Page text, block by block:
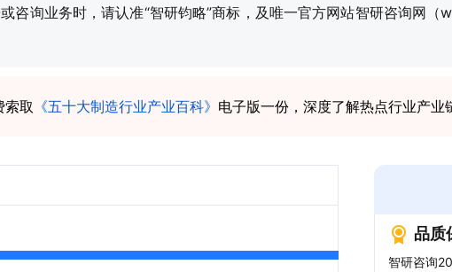
咨询业务时，请认准“智研钧略”商标，及唯一官方网站智研咨询网
索取 《五十大制造行业产业百科》 电子版一份，深度了解热点行业产业
品质
智研咨询